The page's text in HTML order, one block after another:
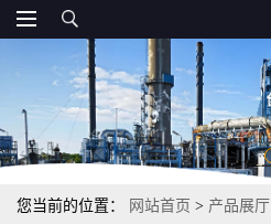
您当前的位置： 网站首页 > 产品展厅